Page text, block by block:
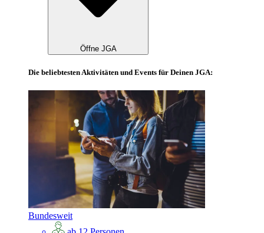
Öffne JGA
Die beliebtesten Aktivitäten und Events für Deinen JGA:
Bundesweit